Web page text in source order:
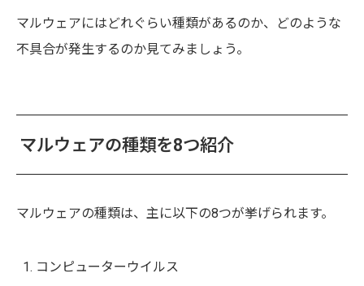
マルウェアにはどれぐらい種類があるのか、どのような
不具合が発生するのか見てみましょう。
マルウェアの種類を8つ紹介
マルウェアの種類は、主に以下の8つが挙げられます。
コンピューターウイルス